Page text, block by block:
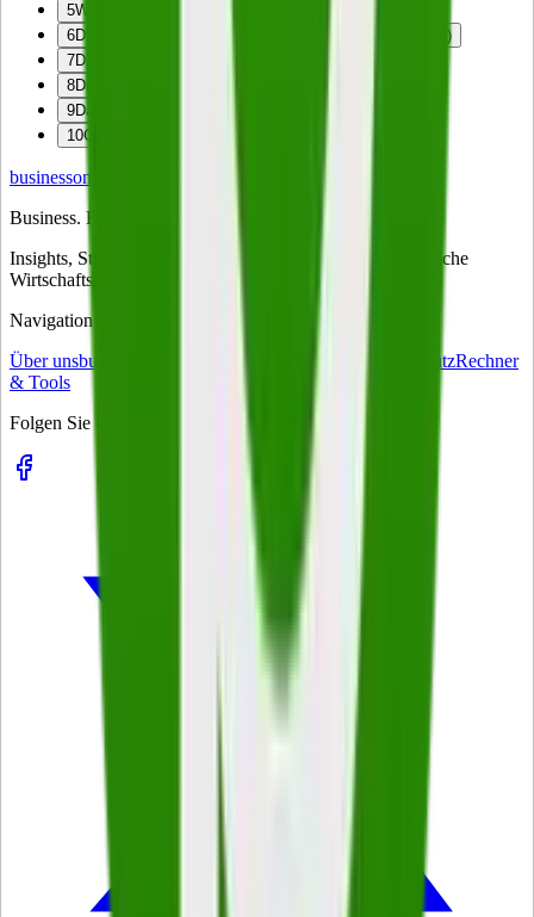
5Wer ist zur doppelten Buchführung verpflichtet?
6Die Grundsätze ordnungsgemäßer Buchführung (GOB)
7Die Bücher
8Das Journal
9Das Hauptbuch
10Gewinn- und Verlustrechnung
businesson
Business. Klartext.
Insights, Strategien und Trends für Entscheider – das tägliche
Wirtschaftsmagazin für Führungskräfte in Deutschland.
Navigation
Über unsbusiness-on Match Impressum DatenschutzRechner
& Tools
Folgen Sie uns